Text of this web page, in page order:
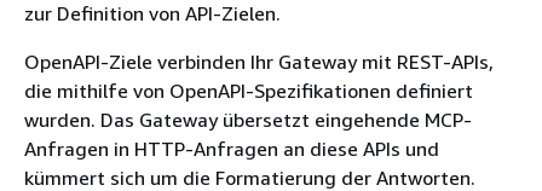
zur Definition von API-Zielen.
OpenAPI-Ziele verbinden Ihr Gateway mit REST-APIs,
die mithilfe von OpenAPI-Spezifikationen definiert
wurden. Das Gateway übersetzt eingehende MCP-
Anfragen in HTTP-Anfragen an diese APIs und
kümmert sich um die Formatierung der Antworten.